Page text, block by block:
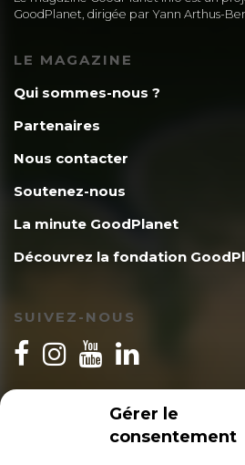
Gérer le
consentement
GoodPlanet, dirigée par Yann Arthus-
LE MAGAZINE
Qui sommes-nous ?
Partenaires
Nous contacter
Soutenez-nous
La minute GoodPlanet
Découvrez la fondation
SUIVEZ-NOUS
INSCRIPTION NEWSLETTER